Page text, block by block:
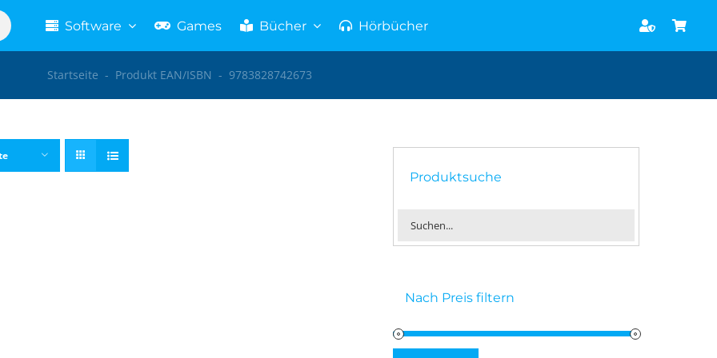
Software Games Bücher Hörbücher
Startseite - Produkt EAN/ISBN - 9783828742673
Produktsuche
Nach Preis filtern